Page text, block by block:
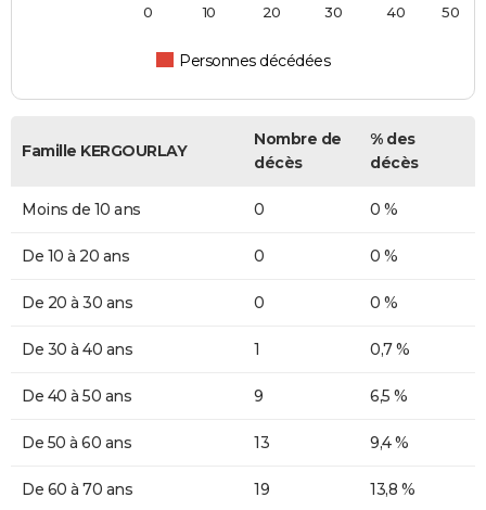
Personnes décédées
0 10 20 30 40 50
Famille KERGOURLAY
Nombre de
décès
% des
décès
Moins de 10 ans 0 0 %
De 10 à 20 ans 0 0 %
De 20 à 30 ans 0 0 %
De 30 à 40 ans 1 0,7 %
De 40 à 50 ans 9 6,5 %
De 50 à 60 ans 13 9,4 %
De 60 à 70 ans 19 13,8 %